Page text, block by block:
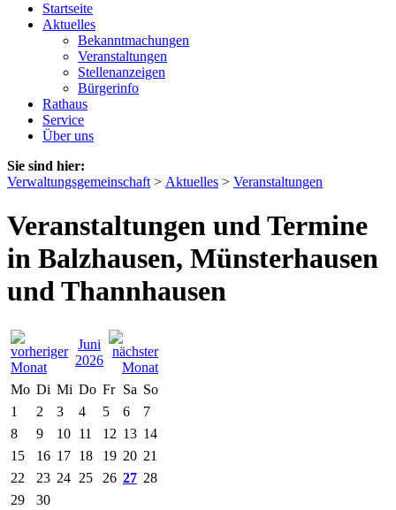
Startseite
Aktuelles
Bekanntmachungen
Veranstaltungen
Stellenanzeigen
Bürgerinfo
Rathaus
Service
Über uns
Sie sind hier:
Verwaltungsgemeinschaft > Aktuelles > Veranstaltungen
Veranstaltungen und Termine
in Balzhausen, Münsterhausen
und Thannhausen
Juni
2026
Mo Di Mi Do Fr Sa So
1
2 3 4 5 6
7
8
9 10 11 12 13 14
15
16 17 18 19 20 21
22
23 24 25 26 27 28
29
30